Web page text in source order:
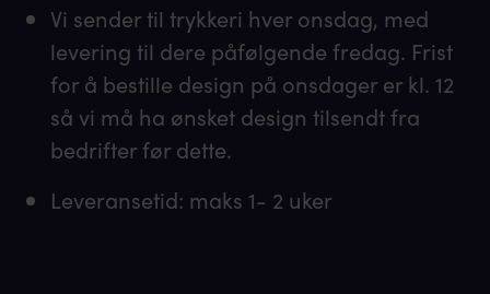
Vi sender til trykkeri hver onsdag, med
levering til dere påfølgende fredag. Frist
for å bestille design på onsdager er kl. 12
så vi må ha ønsket design tilsendt fra
bedrifter før dette.
Leveransetid: maks 1- 2 uker